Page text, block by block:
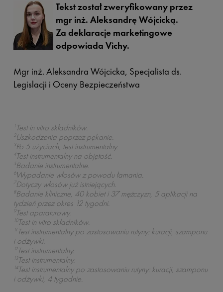
Tekst został zweryfikowany przez
mgr inż. Aleksandrę Wójcicką.
Za deklaracje marketingowe
odpowiada Vichy.
Mgr inż. Aleksandra Wójcicka, Specjalista ds.
Legislacji i Oceny Bezpieczeństwa
1Test in vitro składników.
2Uszkodzenia poprzez pękanie.
3Po 5 użyciach, test instrumentalny.
4Test instrumentalny na objętość.
5Badanie instrumentalne.
6Wypadanie włosów z powodu łamania.
7Dotyczy włosów już istniejących.
8Badanie kliniczne, 40 kobiet i 37 mężczyzn, 5 aplikacji na
tydzień przez okres 12 tygodni.
9Test aparaturowy.
10Test in vitro składników.
11Test instrumentalny po zastosowaniu rutyny: kuracji, szamponu
i odżywki.
12Test instrumentalny.
13Test instrumentalny.
14Test instrumentalny po zastosowaniu rutyny: kuracji, szamponu
i odżywki, 4 tygodnie.